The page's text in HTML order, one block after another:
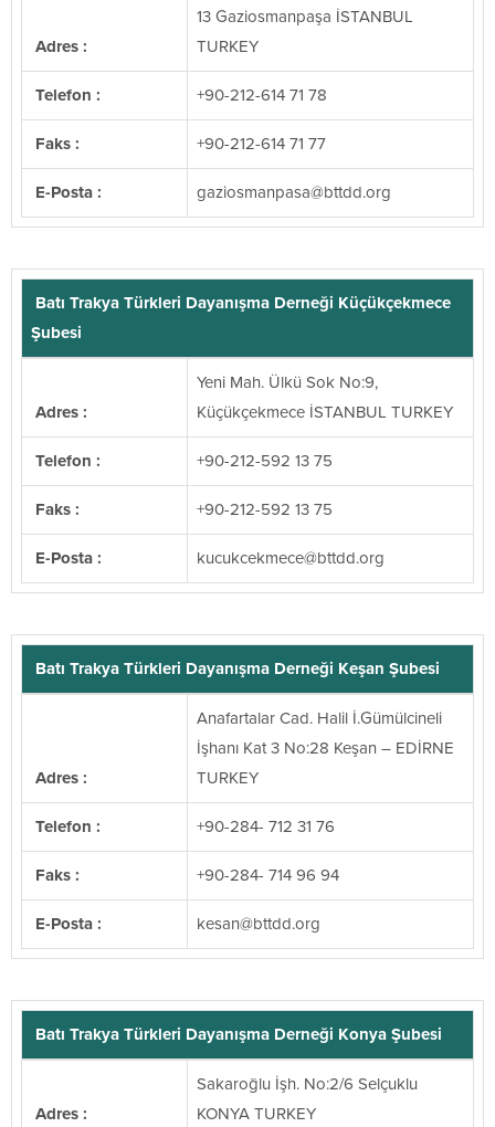
Adres :
13 Gaziosmanpaşa İSTANBUL
TURKEY
Telefon : +90-212-614 71 78
Faks : +90-212-614 71 77
E-Posta : gro.ddttb
@asapnamsoizag
Batı Trakya Türkleri Dayanışma Derneği Küçükçekmece
Şubesi
Adres :
Yeni Mah. Ülkü Sok No:9,
Küçükçekmece İSTANBUL TURKEY
Telefon : +90-212-592 13 75
Faks : +90-212-592 13 75
E-Posta : gro.ddttb
@ecemkeckucuk
Batı Trakya Türkleri Dayanışma Derneği Keşan Şubesi
Adres :
Anafartalar Cad. Halil İ.Gümülcineli
İşhanı Kat 3 No:28 Keşan – EDİRNE
TURKEY
Telefon : +90-284- 712 31 76
Faks : +90-284- 714 96 94
E-Posta : gro.ddttb
@nasek
Batı Trakya Türkleri Dayanışma Derneği Konya Şubesi
Adres :
Sakaroğlu İşh. No:2/6 Selçuklu
KONYA TURKEY